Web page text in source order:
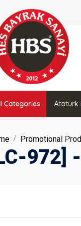
Categories Atatürk
Promotional
972]